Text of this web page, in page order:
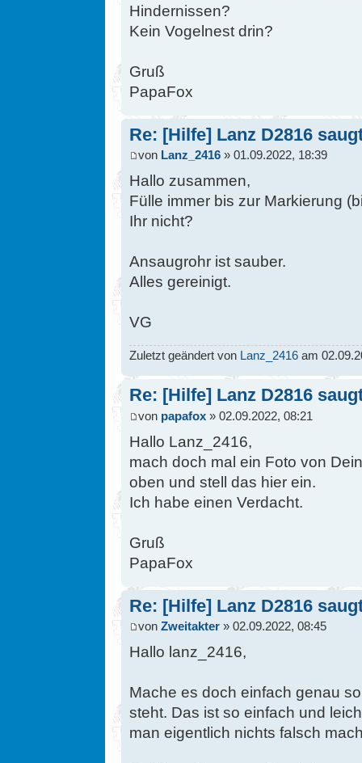
Hindernissen?
Kein Vogelnest drin?
Gruß
PapaFox
Re: [Hilfe] Lanz D2816
von Lanz_2416 » 01.09.2022, 18:39
Hallo zusammen,
Fülle immer bis zur Markierung
Ihr nicht?
Ansaugrohr ist sauber.
Alles gereinigt.
VG
Zuletzt geändert von Lanz_2416 am
Re: [Hilfe] Lanz D2816
von papafox » 02.09.2022, 08:21
Hallo Lanz_2416,
mach doch mal ein Foto von
oben und stell das hier ein.
Ich habe einen Verdacht.
Gruß
PapaFox
Re: [Hilfe] Lanz D2816
von Zweitakter » 02.09.2022, 08:45
Hallo lanz_2416,
Mache es doch einfach genau
steht. Das ist so einfach und
man eigentlich nichts falsch